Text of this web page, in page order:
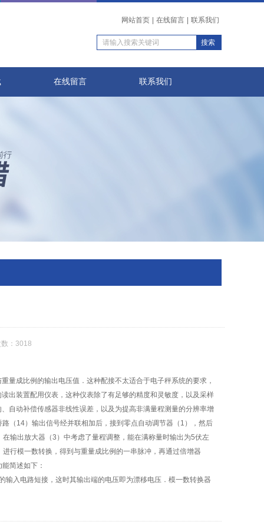
网站首页 在线留言 联系我们
在线留言 联系我们
：3018
成比例的输出电压值．这种配接不太适合于电子秤系统的要求，
出装置配用仪表，这种仪表除了有足够的精度和灵敏度，以及采样
自动补偿传感器非线性误差，以及为提高非满量程测量的分辨率增
（14）输出信号经并联相加后，接到零点自动调节器（1），然后
输出放大器（3）中考虑了量程调整，能在满称量时输出为5伏左
行模一数转换，得到与重量成比例的一串脉冲，再通过倍增器
简述如下：
入电路短接，这时其输出端的电压即为漂移电压．模一数转换器